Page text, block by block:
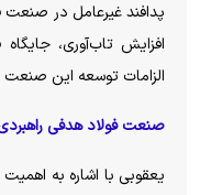
پدافند غیرعامل در صنعت
افزایش تاب‌آوری،
الزامات توسعه این
صنعت فولاد هدفی
یعقوبی با اشاره به